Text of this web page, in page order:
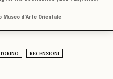
Museo d’Arte Orientale
RECENSIONI